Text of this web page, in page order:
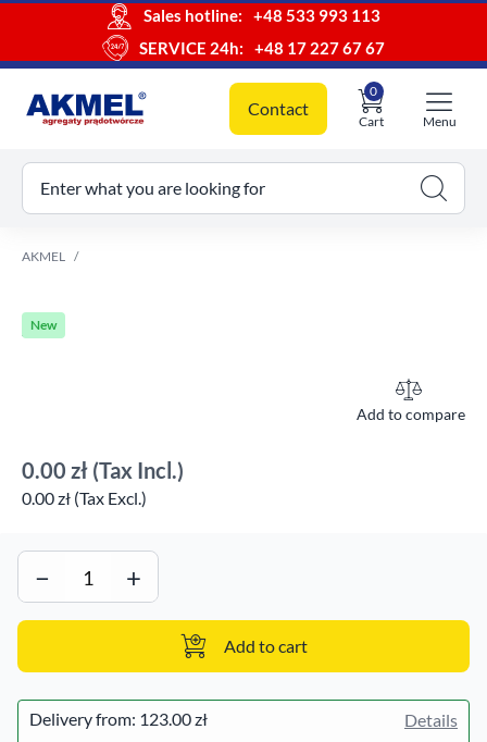
Sales hotline:
+48 533 993 113
SERVICE 24h:
+48 17 227 67 67
Contact
Cart
0
cart
Menu
Enter what you are looking for
AKMEL
New
Add to compare
0.00 zł (Tax Incl.)
0.00 zł (Tax Excl.)
− +
Add to cart
Delivery from: 123.00 zł
Details